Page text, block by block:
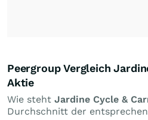
Peergroup Vergleich
Aktie
Wie steht Jardine Cycle &
Durchschnitt der